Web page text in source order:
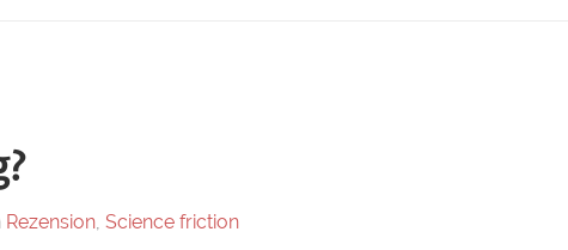
Rezension, Science friction